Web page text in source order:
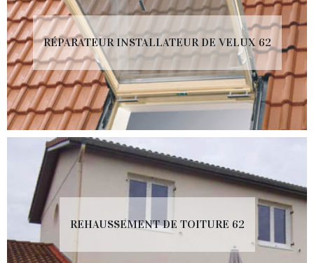
RÉPARATEUR INSTALLATEUR DE VELUX 62
REHAUSSEMENT DE TOITURE 62